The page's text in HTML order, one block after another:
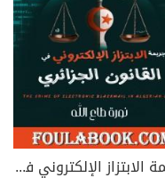
جريمة الابتزاز الإلكتروني في القانون الجزائري